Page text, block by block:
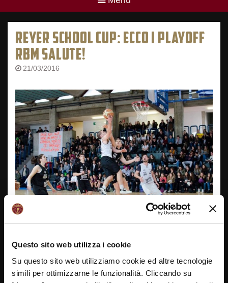
Questo sito web utilizza i cookie
Su questo sito web utilizziamo cookie ed altre tecnologie
simili per ottimizzarne le funzionalità. Cliccando su
REYER SCHOOL CUP: ECCO I PLAYOFF
RBM SALUTE!
21/03/2016
La seconda fase della Reyer School Cup è alle porte. I
12 istituti qualificati si sfideranno in quattro spareggi
con “triangolari” all’italiana. Di seguito le date e gli